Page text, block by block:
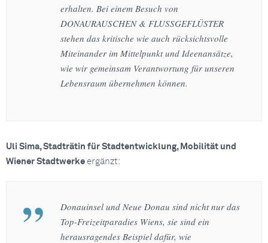
erhalten. Bei einem Besuch von
DONAURAUSCHEN & FLUSSGEFLÜSTER
stehen das kritische wie auch rücksichtsvolle
Miteinander im Mittelpunkt und Ideenansätze,
wie wir gemeinsam Verantwortung für unseren
Lebensraum übernehmen können.
Uli Sima, Stadträtin für Stadtentwicklung, Mobilität und
Wiener Stadtwerke ergänzt:
Donauinsel und Neue Donau sind nicht nur das
Top-Freizeitparadies Wiens, sie sind ein
herausragendes Beispiel dafür, wie